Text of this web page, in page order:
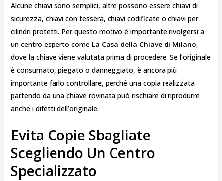
Alcune chiavi sono semplici, altre possono essere chiavi di
sicurezza, chiavi con tessera, chiavi codificate o chiavi per
cilindri protetti. Per questo motivo è importante rivolgersi a
un centro esperto come La Casa della Chiave di Milano,
dove la chiave viene valutata prima di procedere. Se l’originale
è consumato, piegato o danneggiato, è ancora più
importante farlo controllare, perché una copia realizzata
partendo da una chiave rovinata può rischiare di riprodurre
anche i difetti dell’originale.
Evita Copie Sbagliate
Scegliendo Un Centro
Specializzato